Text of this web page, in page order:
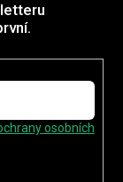
osobních